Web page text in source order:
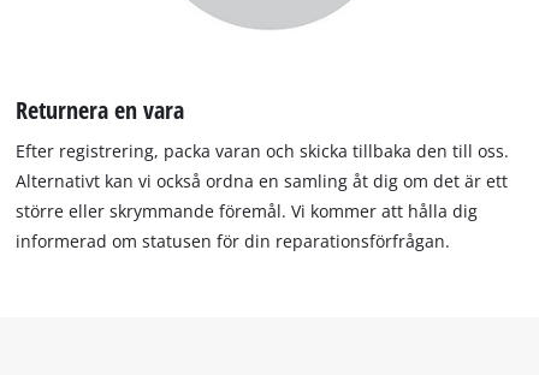
Returnera en vara
Efter registrering, packa varan och skicka tillbaka den till oss.
Alternativt kan vi också ordna en samling åt dig om det är ett
större eller skrymmande föremål. Vi kommer att hålla dig
informerad om statusen för din reparationsförfrågan.